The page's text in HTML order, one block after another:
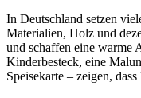
In Deutschland setzen
Materialien, Holz und
und schaffen eine warme
Kinderbesteck, eine
Speisekarte – zeigen,